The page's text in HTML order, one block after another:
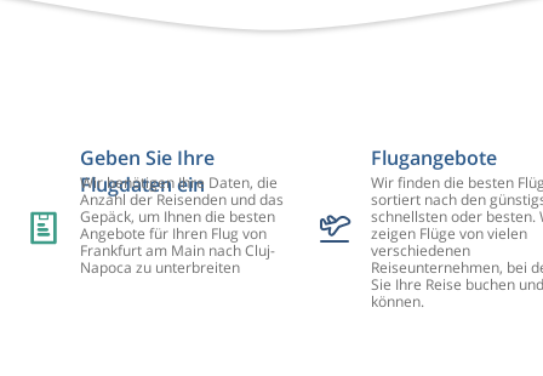
Geben Sie Ihre
Flugdaten ein
Wir benötigen Ihre Daten, die
Anzahl der Reisenden und das
Gepäck, um Ihnen die besten
Angebote für Ihren Flug von
Frankfurt am Main nach Cluj-
Napoca zu unterbreiten
Flugangebote
Wir finden die besten
sortiert nach den
schnellsten oder besten.
zeigen Flüge von vielen
verschiedenen
Reiseunternehmen, bei
Sie Ihre Reise buchen
können.